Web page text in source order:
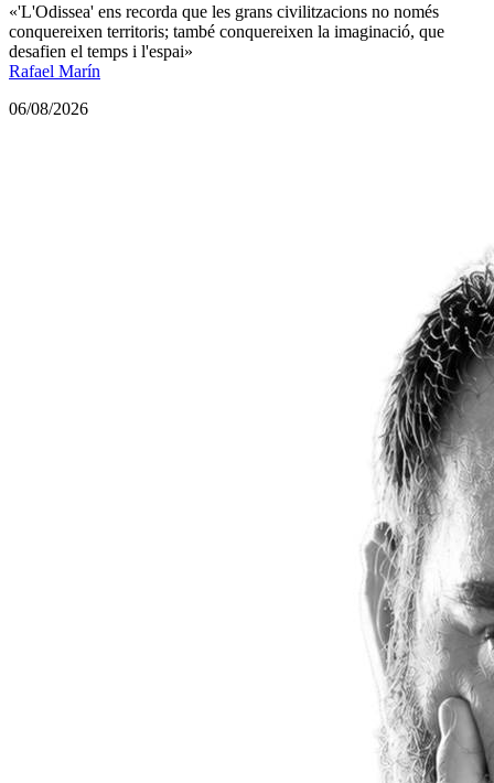
«'L'Odissea' ens recorda que les grans civilitzacions no només
conquereixen territoris; també conquereixen la imaginació, que
desafien el temps i l'espai»
Rafael Marín
06/08/2026